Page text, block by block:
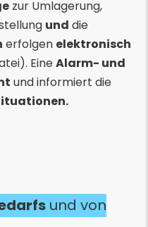
zur Umlagerung,
und die
erfolgen elektronisch
EineAlarm- und
und informiert die
und von